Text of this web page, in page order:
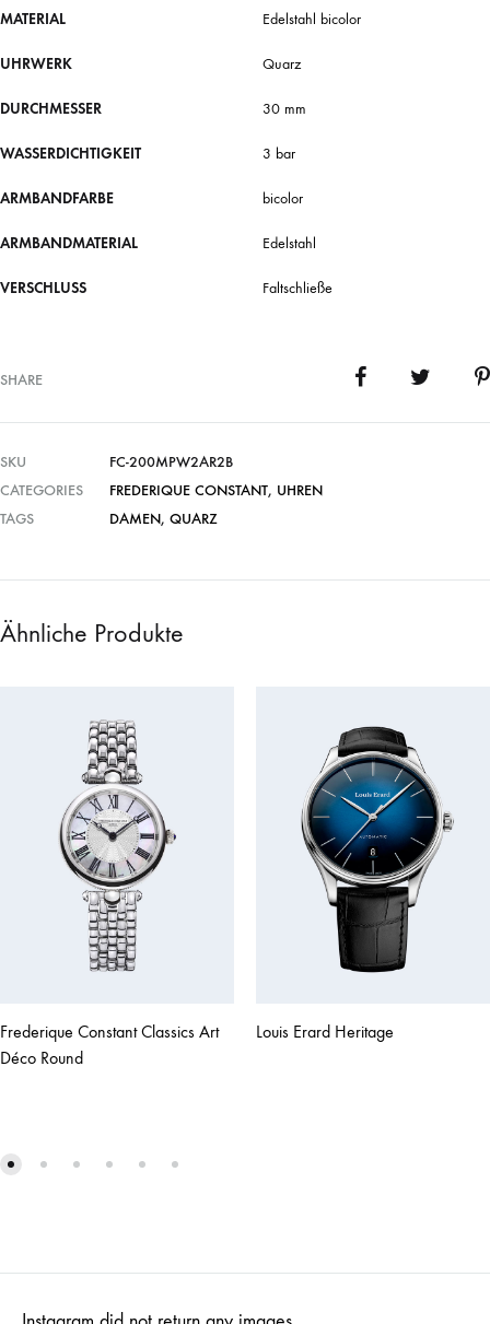
MATERIAL Edelstahl bicolor
UHRWERK Quarz
DURCHMESSER 30 mm
WASSERDICHTIGKEIT 3 bar
ARMBANDFARBE bicolor
ARMBANDMATERIAL Edelstahl
VERSCHLUSS Faltschließe
SHARE
SKU
FC-200MPW2AR2B
CATEGORIES
FREDERIQUE CONSTANT, UHREN
TAGS
DAMEN, QUARZ
Ähnliche Produkte
Frederique Constant Classics Art
Déco Round
Louis Erard Heritage